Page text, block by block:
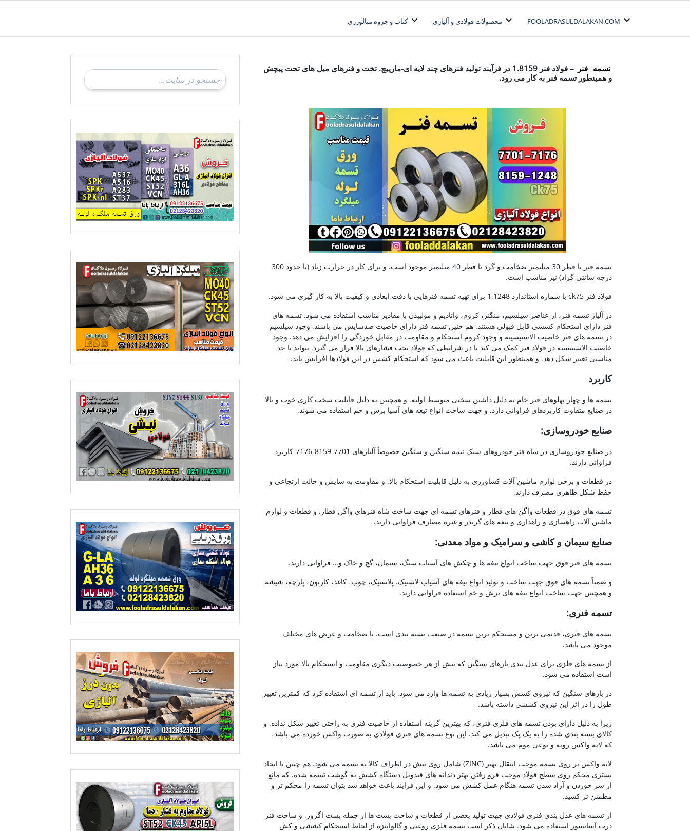
پرش
فولاد رسول دلاکان
فولاد آلیاژی-میلگرد آلیاژی-تسمه آلیاژی-ورق آلیاژی-لوله آلیاژی-نبشی فولادی-ناودانی فولادی-قیمت ورق-قیمت فولاد
FOOLADRASULDALAKAN.COM محصولات فولادی و آلیاژی کتاب و جزوه متالورژی
تسمه فنر
– فولاد فنر 1.8159 در فرآیند تولید فنرهای چند لایه ای-مارپیچ. تخت و فنرهای میل های تحت پیچش
و همینطور تسمه فنر به کار می رود.
فروش فولاد نورد سرد-فروش فولاد نورد گرم-فروش فولاد نسوز-فروش فولاد ضد
تسمه فنر تا قطر 30 میلیمتر ضخامت و گرد تا قطر 40 میلیمتر موجود است. و برای کار در حرارت زیاد (تا حدود 300
درجه سانتی گراد) نیز مناسب است.
فولاد فنر ck75 با شماره استاندارد 1.1248 برای تهیه تسمه فنرهایی با دقت ابعادی و کیفیت بالا به کار گیری می شود.
در آلیاژ تسمه فنر، از عناصر سیلسیم، منگنز، کروم، وانادیم و مولیبدن با مقادیر مناسب استفاده می شود. تسمه های
فنر دارای استحکام کششی قابل قبولی هستند. هم چنین تسمه فنر دارای خاصیت ضدسایش می باشند. وجود سیلسیم
در تسمه های فنر خاصیت الاستیسیته و وجود کروم استحکام و مقاومت در مقابل خوردگی را افزایش می دهد. وجود
خاصیت الاستیسیته در فولاد فنر کمک می کند تا در شرایطی که فولاد تحت فشارهای بالا قرار می گیرد. بتواند تا حد
مناسبی تغییر شکل دهد. و همینطور این قابلیت باعث می شود که استحکام کشش در این فولادها افزایش یابد.
کاربرد
تسمه ها و چهار پهلوهای فنر خام به دلیل داشتن سختی متوسط اولیه. و همچنین به دلیل قابلیت سخت کاری خوب و بالا
در صنایع متفاوت کاربردهای فراوانی دارد. و جهت ساخت انواع تیغه های آسیا برش و خم استفاده می شوند.
صنایع خودروسازی:
در صنایع خودروسازی در شاه فنر خودروهای سبک نیمه سنگین و سنگین خصوصاً آلیاژهای 7701-8159-7176-کاربرد
فراوانی دارند.
در قطعات و برخی لوازم ماشین آلات کشاورزی به دلیل قابلیت استحکام بالا. و مقاومت به سایش و حالت ارتجاعی و
حفظ شکل ظاهری مصرف دارند.
تسمه های فوق در قطعات واگن های قطار و فنرهای تسمه ای جهت ساخت شاه فنرهای واگن قطار. و قطعات و لوازم
ماشین آلات راهسازی و راهداری و تیغه های گریدر و غیره مصارف فراوانی دارند.
صنایع سیمان و کاشی و سرامیک و مواد معدنی:
تسمه های فنر فوق جهت ساخت انواع تیغه ها و چکش های آسیاب سنگ، سیمان، گچ و خاک و… فراوانی دارند.
و ضمناً تسمه های فوق جهت ساخت و تولید انواع تیغه های آسیاب لاستیک. پلاستیک، چوب، کاغذ، کارتون، پارچه، شیشه
و همچنین جهت ساخت انواع تیغه های برش و خم استفاده فراوانی دارند.
تسمه فنری:
تسمه های فنری، قدیمی ترین و مستحکم ترین تسمه در صنعت بسته بندی است. با ضخامت و عرض های مختلف
موجود می باشد.
از تسمه های فلزی برای عدل بندی بارهای سنگین که بیش از هر خصوصیت دیگری مقاومت و استحکام بالا مورد نیاز
است استفاده می شود.
در بارهای سنگین که نیروی کشش بسیار زیادی به تسمه ها وارد می شود. باید از تسمه ای استفاده کرد که کمترین تغییر
طول را در اثر این نیروی کششی داشته باشد.
زیرا به دلیل دارای بودن تسمه های فلزی فنری، که بهترین گزینه استفاده از خاصیت فنری به راحتی تغییر شکل نداده. و
کالای بسته بندی شده را به یک پک تبدیل می کند. این نوع تسمه های فنری فولادی به صورت واکس خورده می باشد،
که لایه واکس رویه و نوعی موم می باشد.
لایه واکس بر روی تسمه موجب انتقال بهتر (ZINC) شامل روی تنش در اطراف کالا به تسمه می شود. هم چنین با ایجاد
بستری محکم روی سطح فولاد موجب فرو رفتن بهتر دندانه های فیدویل دستگاه کشش به گوشت تسمه شده. که مانع
از سر خوردن و آزاد شدن تسمه هنگام عمل کشش می شود. و این فرایند باعث خواهد شد بتوان تسمه را محکم تر و
مطمئن تر کشید.
از تسمه های عدل بندی فنری فولادی جهت تولید بعضی از قطعات و ساخت بست ها از جمله بست اگزوز. و ساخت فنر
درب آسانسور استفاده می شود. شایان ذکر است تسمه فلزی روغنی و گالوانیزه از لحاظ استحکام کششی و کش